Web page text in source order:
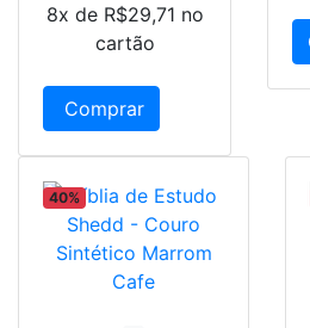
8x de R$29,71 no
cartão
Comprar
40%